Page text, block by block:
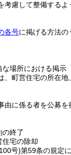
慮して整備するよ
各号に掲げる方法の
な場所における掲示
、町営住宅の所在
由に係る者を公募を
の終了
住宅の除却
号)第59条の規定